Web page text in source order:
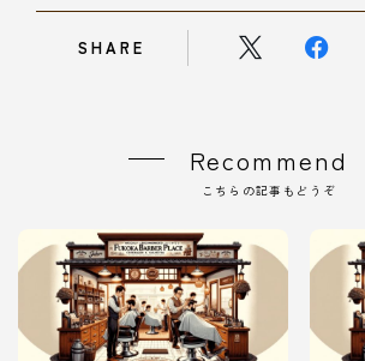
SHARE
Recommend
こちらの記事もどうぞ